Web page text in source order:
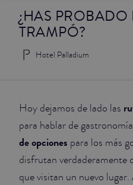
¿HAS
TRAMPÓ?
Hotel Palladium
Hoy dejamos de lado las
para hablar de
de opciones para los más
disfrutan verdaderamente
que visitan un nuevo
INDIVIDUAL BALCÓ CATEDRAL
DOBLE WHITE
DOBLE INN CATEDRAL
SUPERIOR